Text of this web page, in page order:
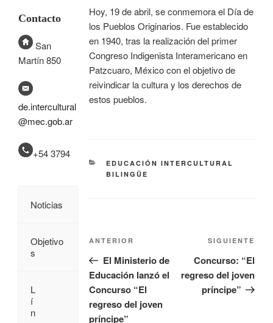
Hoy, 19 de abril, se conmemora el Día de
los Pueblos Originarios. Fue establecido
en 1940, tras la realización del primer
Congreso Indigenista Interamericano en
Patzcuaro, México con el objetivo de
reivindicar la cultura y los derechos de
estos pueblos.
EDUCACIÓN INTERCULTURAL
BILINGÜE
ANTERIOR
El Ministerio de
Educación lanzó el
Concurso “El
regreso del joven
príncipe”
SIGUIENTE
Concurso: “El
regreso del joven
príncipe”
Contacto
San
Martín 850
de.intercultural
@mec.gob.ar
+54 3794
Noticias
Objetivo
s
L
í
n